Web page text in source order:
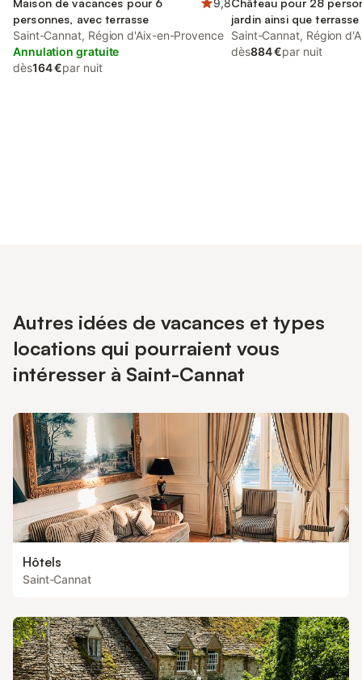
Maison de vacances pour 6
personnes, avec terrasse
9,8
Saint-Cannat, Région d'Aix-en-Provence
Annulation gratuite
dès164 €par nuit
Château pour 28
jardin ainsi que
Saint-Cannat, Région
dès884 €par nuit
Autres idées de vacances et types
locations qui pourraient vous
intéresser à Saint-Cannat
Hôtels
Saint-Cannat